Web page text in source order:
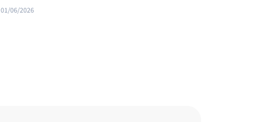
01/06/2026